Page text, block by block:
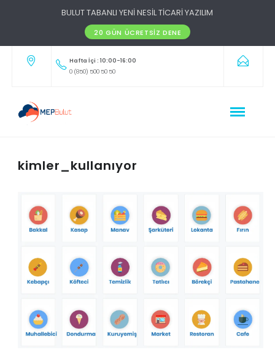
BULUT TABANLI YENİ NESİL TİCARİ YAZILIM
20 GÜN ÜCRETSIZ DENE
Hafta İçi : 10:00-16:00
0 (850) 500 50 50
kimler_kullanıyor